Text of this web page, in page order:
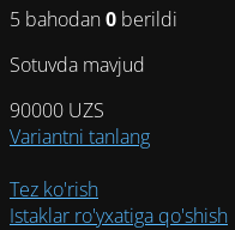
выбрать
5 bahodan0 berildi
Sotuvda mavjud
90000 UZS
Variantni tanlangЭтот
несколько
Tez ko'rish
Istaklar ro'yxatiga qo'shish